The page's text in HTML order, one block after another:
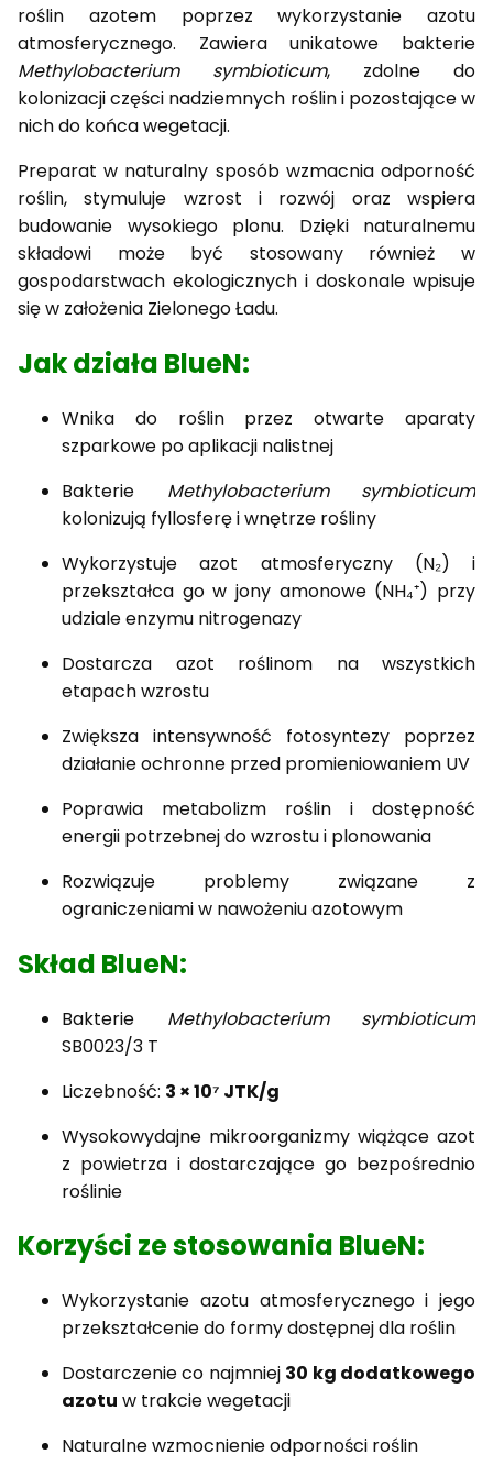
roślin azotem poprzez wykorzystanie azotu
atmosferycznego. Zawiera unikatowe bakterie
Methylobacterium symbioticum, zdolne do
kolonizacji części nadziemnych roślin i pozostające w
nich do końca wegetacji.
Preparat w naturalny sposób wzmacnia odporność
roślin, stymuluje wzrost i rozwój oraz wspiera
budowanie wysokiego plonu. Dzięki naturalnemu
składowi może być stosowany również w
gospodarstwach ekologicznych i doskonale wpisuje
się w założenia Zielonego Ładu.
Jak działa BlueN:
Wnika do roślin przez otwarte aparaty
szparkowe po aplikacji nalistnej
Bakterie Methylobacterium symbioticum
kolonizują fyllosferę i wnętrze rośliny
Wykorzystuje azot atmosferyczny (N₂) i
przekształca go w jony amonowe (NH₄⁺) przy
udziale enzymu nitrogenazy
Dostarcza azot roślinom na wszystkich
etapach wzrostu
Zwiększa intensywność fotosyntezy poprzez
działanie ochronne przed promieniowaniem UV
Poprawia metabolizm roślin i dostępność
energii potrzebnej do wzrostu i plonowania
Rozwiązuje problemy związane z
ograniczeniami w nawożeniu azotowym
Skład BlueN:
Bakterie Methylobacterium symbioticum
SB0023/3 T
Liczebność: 3 × 10⁷ JTK/g
Wysokowydajne mikroorganizmy wiążące azot
z powietrza i dostarczające go bezpośrednio
roślinie
Korzyści ze stosowania BlueN:
Wykorzystanie azotu atmosferycznego i jego
przekształcenie do formy dostępnej dla roślin
Dostarczenie co najmniej 30 kg dodatkowego
azotu w trakcie wegetacji
Naturalne wzmocnienie odporności roślin